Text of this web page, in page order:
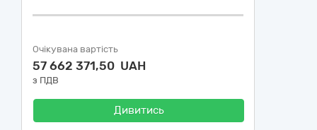
Очікувана вартість
57 662 371,50 UAH
з ПДВ
Дивитись